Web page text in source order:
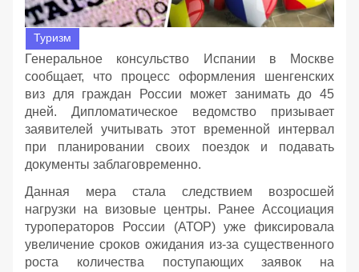
Туризм
Генеральное консульство Испании в Москве
сообщает, что процесс оформления шенгенских
виз для граждан России может занимать до 45
дней. Дипломатическое ведомство призывает
заявителей учитывать этот временной интервал
при планировании своих поездок и подавать
документы заблаговременно.
Данная мера стала следствием возросшей
нагрузки на визовые центры. Ранее Ассоциация
туроператоров России (АТОР) уже фиксировала
увеличение сроков ожидания из-за существенного
роста количества поступающих заявок на